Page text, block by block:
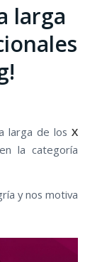
larga
larga de losX
en la categoría
y nos motiva